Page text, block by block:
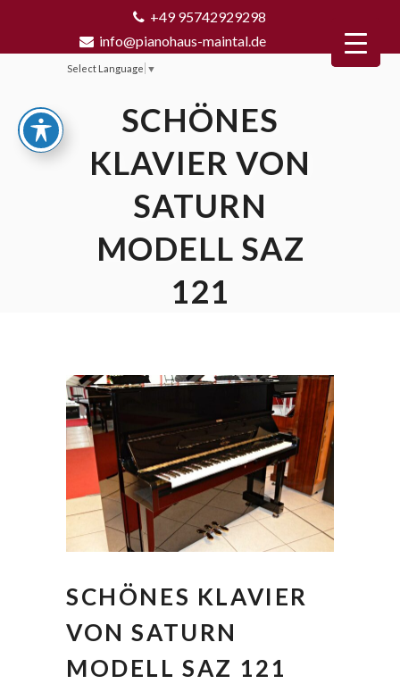
+49 95742929298
info@pianohaus-maintal.de
Select Language ▼
SCHÖNES
KLAVIER VON
SATURN
MODELL SAZ
121
SCHÖNES KLAVIER
VON SATURN
MODELL SAZ 121